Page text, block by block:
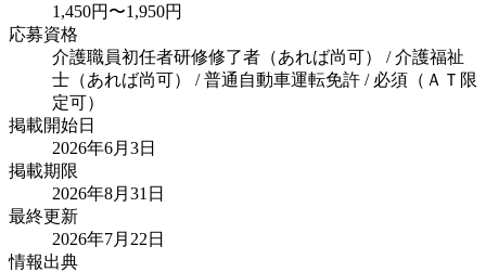
1,450円〜1,950円
応募資格
介護職員初任者研修修了者（あれば尚可） / 介護福祉
士（あれば尚可） / 普通自動車運転免許 / 必須（ＡＴ限
定可）
掲載開始日
2026年6月3日
掲載期限
2026年8月31日
最終更新
2026年7月22日
情報出典